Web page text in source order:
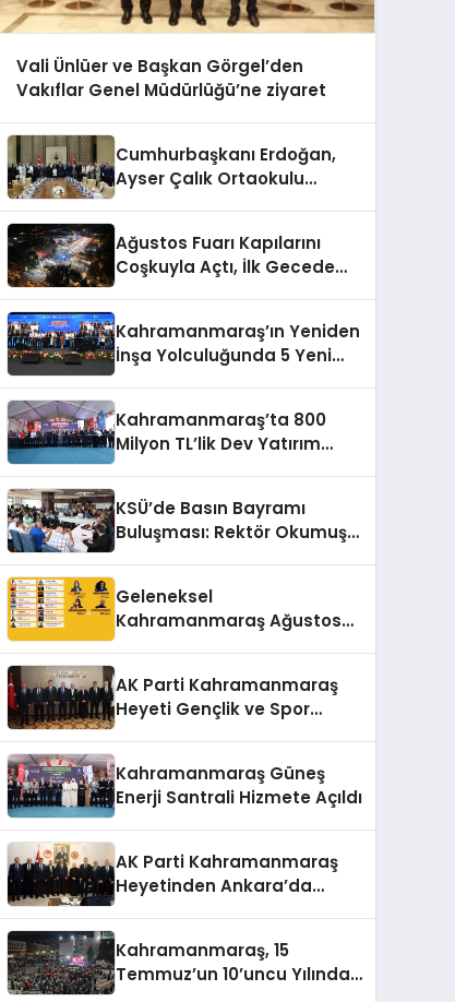
Vali Ünlüer ve Başkan Görgel’den
Vakıflar Genel Müdürlüğü’ne ziyaret
Cumhurbaşkanı Erdoğan,
Ayser Çalık Ortaokulu
Ağustos Fuarı Kapılarını
Coşkuyla Açtı, İlk Gecede
Kahramanmaraş’ın Yeniden
İnşa Yolculuğunda 5 Yeni
Kahramanmaraş’ta 800
Milyon TL’lik Dev Yatırım
KSÜ’de Basın Bayramı
Buluşması: Rektör Okumuş
Geleneksel
Kahramanmaraş Ağustos
AK Parti Kahramanmaraş
Heyeti Gençlik ve Spor
Kahramanmaraş Güneş
Enerji Santrali Hizmete Açıldı
AK Parti Kahramanmaraş
Heyetinden Ankara’da
Kahramanmaraş, 15
Temmuz’un 10’uncu Yılında